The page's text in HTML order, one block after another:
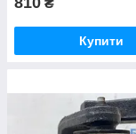
₴
Купити